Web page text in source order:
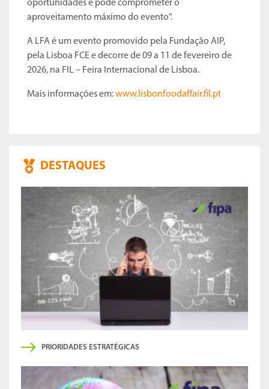
oportunidades e pode comprometer o
aproveitamento máximo do evento".
A LFA é um evento promovido pela Fundação AIP,
pela Lisboa FCE e decorre de 09 a 11 de fevereiro de
2026, na FIL – Feira Internacional de Lisboa.
Mais informações em:www.lisbonfoodaffair.fil.pt
DESTAQUES
PRIORIDADES ESTRATÉGICAS